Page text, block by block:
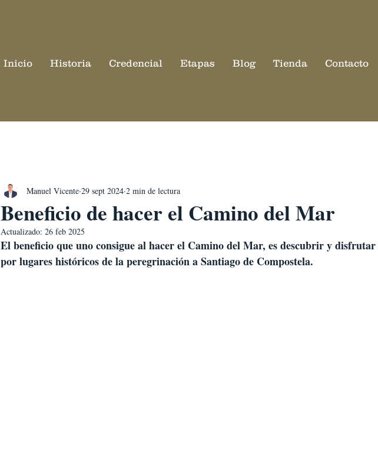
Inicio Historia Credencial Etapas Blog Tienda Contacto
Beneficio de hacer el Camino del Mar
Manuel Vicente 29 sept 2024 2 min de lectura
Actualizado: 26 feb 2025
El beneficio que uno consigue al hacer el Camino del Mar, es descubrir y
por lugares históricos de la peregrinación a Santiago de Compostela.